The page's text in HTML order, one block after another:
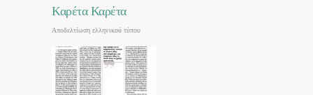
Καρέτα Καρέτα
Αποδελτίωση ελληνικού τύπου